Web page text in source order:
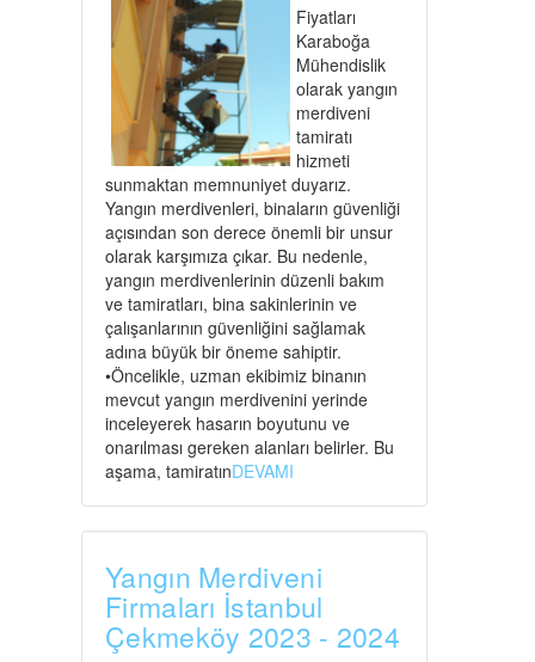
Fiyatları
Karaboğa
Mühendislik
olarak yangın
merdiveni
tamiratı
hizmeti
sunmaktan memnuniyet duyarız.
Yangın merdivenleri, binaların güvenliği
açısından son derece önemli bir unsur
olarak karşımıza çıkar. Bu nedenle,
yangın merdivenlerinin düzenli bakım
ve tamiratları, bina sakinlerinin ve
çalışanlarının güvenliğini sağlamak
adına büyük bir öneme sahiptir.
•Öncelikle, uzman ekibimiz binanın
mevcut yangın merdivenini yerinde
inceleyerek hasarın boyutunu ve
onarılması gereken alanları belirler. Bu
aşama, tamiratınDEVAMI
Yangın Merdiveni
Firmaları İstanbul
Çekmeköy 2023 - 2024